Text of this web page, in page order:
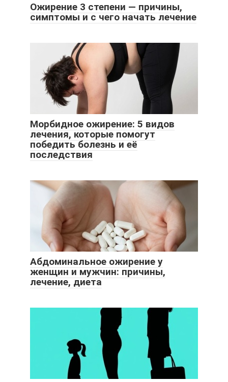
Ожирение 3 степени — причины,
симптомы и с чего начать лечение
Морбидное ожирение: 5 видов
лечения, которые помогут
победить болезнь и её
последствия
Абдоминальное ожирение у
женщин и мужчин: причины,
лечение, диета